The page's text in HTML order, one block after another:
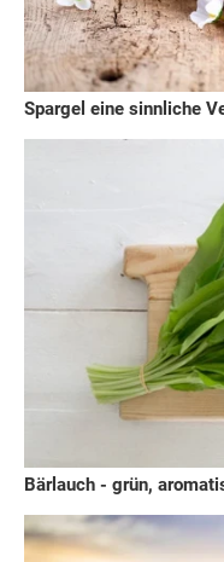
Spargel eine sinnliche
Bärlauch - grün,